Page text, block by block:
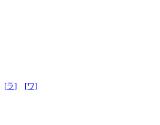
[ラ]
[ワ]